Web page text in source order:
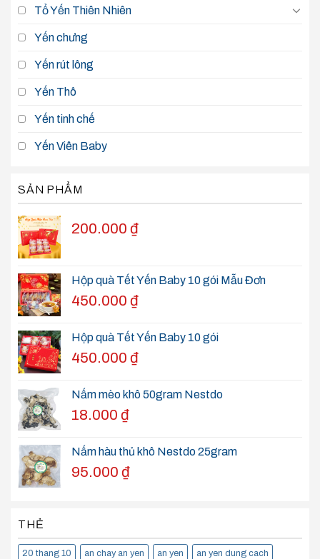
Tổ Yến Thiên Nhiên
Yến chưng
Yến rút lông
Yến Thô
Yến tinh chế
Yến Viên Baby
SẢN PHẨM
200.000 ₫
Hộp quà Tết Yến Baby 10 gói Mẫu Đơn
450.000 ₫
Hộp quà Tết Yến Baby 10 gói
450.000 ₫
Nấm mèo khô 50gram Nestdo
18.000 ₫
Nấm hàu thủ khô Nestdo 25gram
95.000 ₫
THẺ
20 thang 10 an chay an yen an yen an yen dung cach